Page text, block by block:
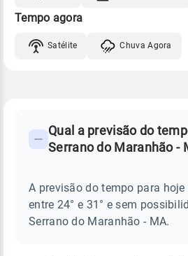
Tempo agora
Satélite Chuva Agora
TEMPO
SERRANO
MARANHÃO
Perguntas
sobre
chuva
Qual a previsão do
Serrano do Maranhão -
A previsão do tempo para
entre 24° e 31° e sem
Serrano do Maranhão - MA.